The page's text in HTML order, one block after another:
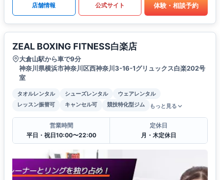
店舗情報 公式サイト 体験・相談予約
ZEAL BOXING FITNESS白楽店
大倉山駅から車で9分
神奈川県横浜市神奈川区西神奈川3-16-1グリュックス白楽202号
室
タオルレンタル シューズレンタル
ウェアレンタル
レッスン振替可
キャンセル可 競技特化型ジム もっと見る
営業時間
平日・祝日10:00〜22:00
定休日
月・木定休日